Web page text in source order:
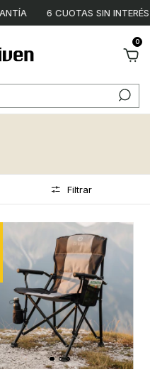
0
6 CUOTAS SIN INTERÉS
Filtrar